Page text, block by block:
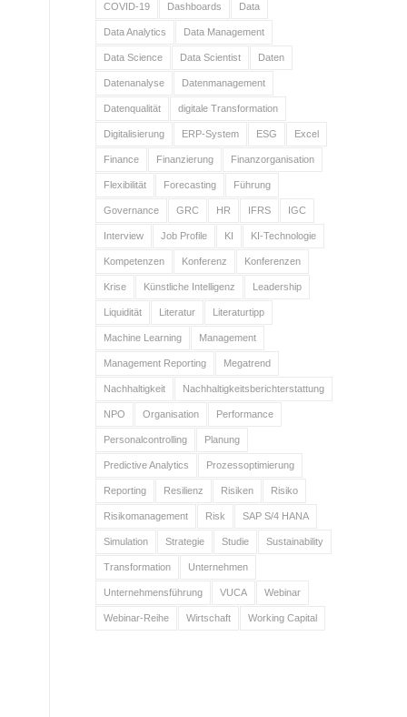
COVID-19 Dashboards Data
Data Analytics Data Management
Data Science Data Scientist Daten
Datenanalyse Datenmanagement
Datenqualität digitale Transformation
Digitalisierung ERP-System ESG Excel
Finance Finanzierung Finanzorganisation
Flexibilität Forecasting Führung
Governance GRC HR IFRS IGC
Interview Job Profile KI KI-Technologie
Kompetenzen Konferenz Konferenzen
Krise Künstliche Intelligenz Leadership
Liquidität Literatur Literaturtipp
Machine Learning Management
Management Reporting Megatrend
Nachhaltigkeit Nachhaltigkeitsberichterstattung
NPO Organisation Performance
Personalcontrolling Planung
Predictive Analytics Prozessoptimierung
Reporting Resilienz Risiken Risiko
Risikomanagement Risk SAP S/4 HANA
Simulation Strategie Studie Sustainability
Transformation Unternehmen
Unternehmensführung VUCA Webinar
Webinar-Reihe Wirtschaft Working Capital